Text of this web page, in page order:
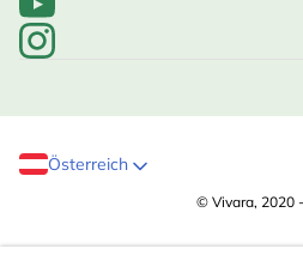
Österreich
© Vivara, 2020